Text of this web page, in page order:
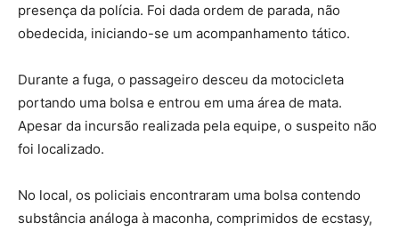
presença da polícia. Foi dada ordem de parada, não
obedecida, iniciando-se um acompanhamento tático.
Durante a fuga, o passageiro desceu da motocicleta
portando uma bolsa e entrou em uma área de mata.
Apesar da incursão realizada pela equipe, o suspeito não
foi localizado.
No local, os policiais encontraram uma bolsa contendo
substância análoga à maconha, comprimidos de ecstasy,